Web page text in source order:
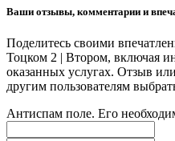
Ваши отзывы, комментарии и
Поделитесь своими
Тоцком 2 | Втором, включая
оказанных услугах. Отзыв
другим пользователям
Антиспам поле. Его